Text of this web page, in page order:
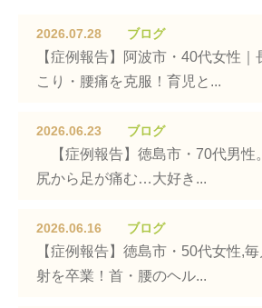
2026.07.28 ブログ
【症例報告】阿波市・40代女性｜
こり・腰痛を克服！育児と...
2026.06.23 ブログ
【症例報告】徳島市・70代男性
尻から足が痛む…大好き...
2026.06.16 ブログ
【症例報告】徳島市・50代女性,
射を卒業！首・腰のヘル...